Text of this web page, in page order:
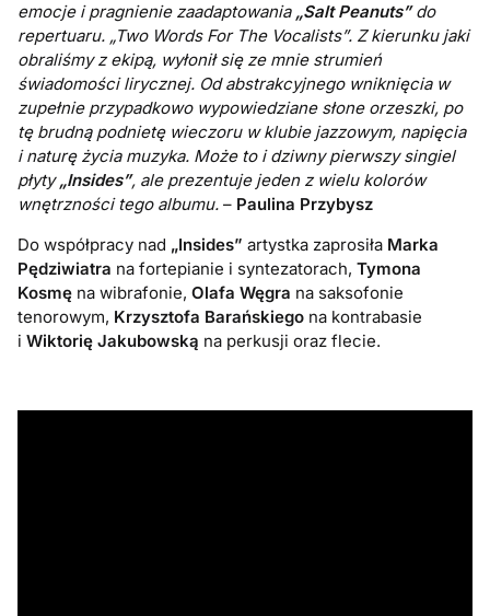
emocje i pragnienie zaadaptowania „Salt Peanuts”do
repertuaru. „Two Words For The Vocalists”. Z kierunku jaki
obraliśmy z ekipą, wyłonił się ze mnie strumień
świadomości lirycznej. Od abstrakcyjnego wniknięcia w
zupełnie przypadkowo wypowiedziane słone orzeszki, po
tę brudną podnietę wieczoru w klubie jazzowym, napięcia
i naturę życia muzyka. Może to i dziwny pierwszy singiel
płyty„Insides”, ale prezentuje jeden z wielu kolorów
wnętrzności tego albumu. – Paulina Przybysz
Do współpracy nad „Insides” artystka zaprosiła Marka
Pędziwiatra na fortepianie i syntezatorach,Tymona
Kosmę na wibrafonie,Olafa Węgra na saksofonie
tenorowym, Krzysztofa Barańskiego na kontrabasie
iWiktorię Jakubowską na perkusji oraz flecie.